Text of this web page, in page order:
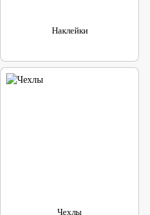
Наклейки
Чехлы